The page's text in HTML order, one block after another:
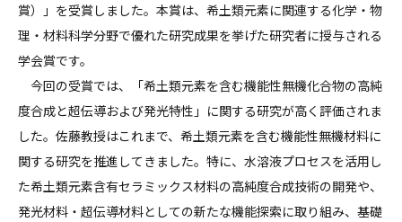
賞）」を受賞しました。本賞は、希土類元素に関連する化学・物
理・材料科学分野で優れた研究成果を挙げた研究者に授与される
学会賞です。
今回の受賞では、「希土類元素を含む機能性無機化合物の高純
度合成と超伝導および発光特性」に関する研究が高く評価されま
した。佐藤教授はこれまで、希土類元素を含む機能性無機材料に
関する研究を推進してきました。特に、水溶液プロセスを活用し
た希土類元素含有セラミックス材料の高純度合成技術の開発や、
発光材料・超伝導材料としての新たな機能探索に取り組み、基礎